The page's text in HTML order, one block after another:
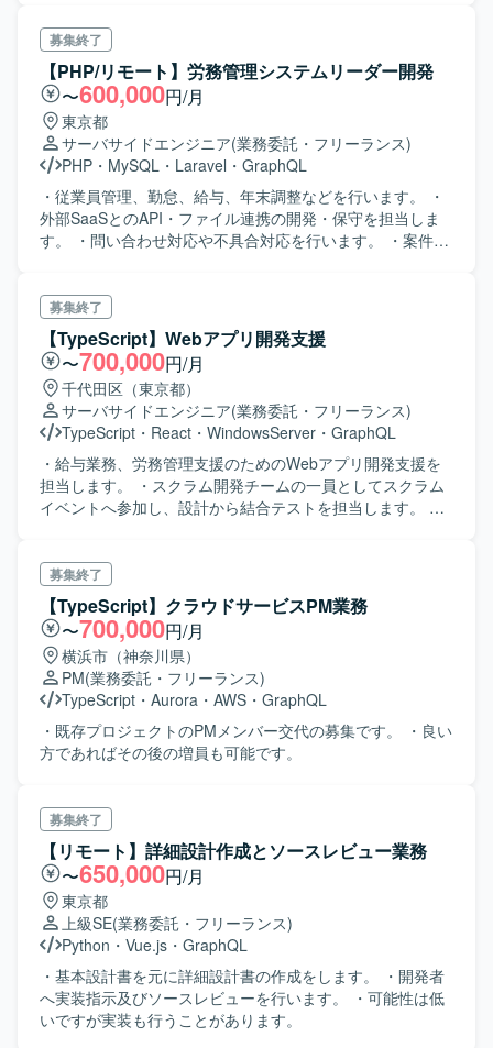
の管理を行います。 ・データセキュリティとプライバシー
を確保します。 ・データアナリストチームおよび開発チー
ムと連携します。
募集終了
【PHP/リモート】労務管理システムリーダー開発
〜600,000円/月
東京都
サーバサイドエンジニア(業務委託・フリーランス)
PHP ・ MySQL ・ Laravel ・ GraphQL
・従業員管理、勤怠、給与、年末調整などを行います。 ・
外部SaaSとのAPI・ファイル連携の開発・保守を担当しま
す。 ・問い合わせ対応や不具合対応を行います。 ・案件全
募集終了
【TypeScript】Webアプリ開発支援
〜700,000円/月
千代田区（東京都）
サーバサイドエンジニア(業務委託・フリーランス)
TypeScript ・ React ・ WindowsServer ・ GraphQL
・給与業務、労務管理支援のためのWebアプリ開発支援を
担当します。 ・スクラム開発チームの一員としてスクラム
イベントへ参加し、設計から結合テストを担当します。 ・
募集終了
【TypeScript】クラウドサービスPM業務
〜700,000円/月
横浜市（神奈川県）
PM(業務委託・フリーランス)
TypeScript ・ Aurora ・ AWS ・ GraphQL
・既存プロジェクトのPMメンバー交代の募集です。 ・良い
方であればその後の増員も可能です。
募集終了
【リモート】詳細設計作成とソースレビュー業務
〜650,000円/月
東京都
上級SE(業務委託・フリーランス)
Python ・ Vue.js ・ GraphQL
・基本設計書を元に詳細設計書の作成をします。 ・開発者
へ実装指示及びソースレビューを行います。 ・可能性は低
いですが実装も行うことがあります。